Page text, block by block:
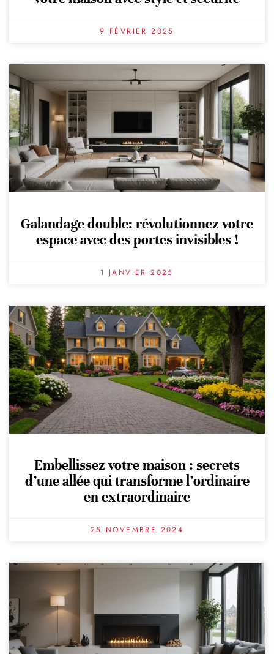
9 FÉVRIER 2025
Galandage double: révolutionnez votre
espace avec des portes invisibles !
1 JANVIER 2025
Embellissez votre maison : secrets
d’une allée qui transforme l’ordinaire
en extraordinaire
25 NOVEMBRE 2024